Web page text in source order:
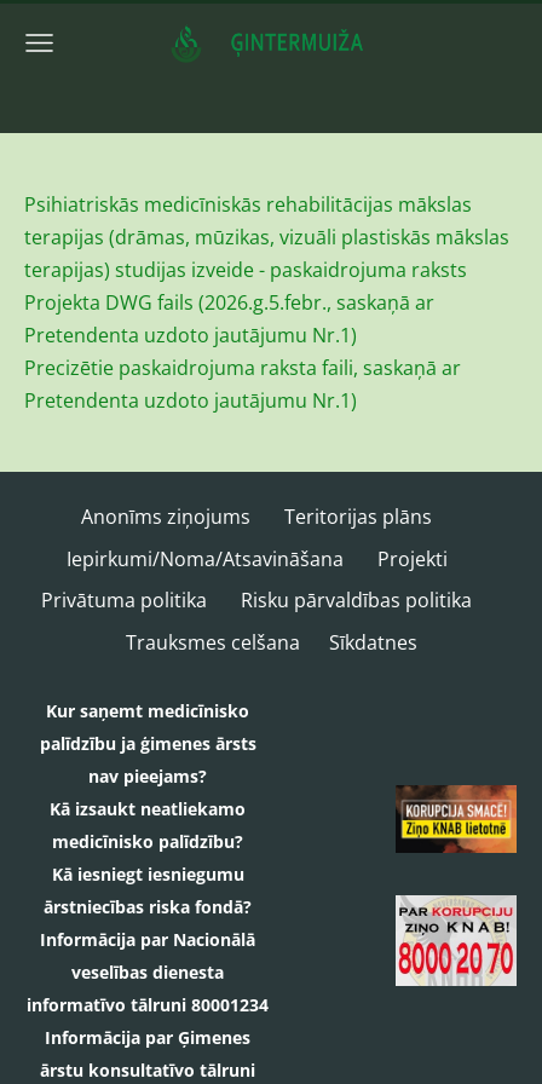
Psihiatriskās medicīniskās rehabilitācijas mākslas
terapijas (drāmas, mūzikas, vizuāli plastiskās mākslas
terapijas) studijas izveide - paskaidrojuma raksts
Projekta DWG fails (2026.g.5.febr., saskaņā ar
Pretendenta uzdoto jautājumu Nr.1)
Precizētie paskaidrojuma raksta faili, saskaņā ar
Pretendenta uzdoto jautājumu Nr.1)
Anonīms ziņojums
Teritorijas plāns
Iepirkumi/Noma/Atsavināšana
Projekti
Privātuma politika
Risku pārvaldības politika
Trauksmes celšana
Sīkdatnes
Kur saņemt medicīnisko
palīdzību ja ģimenes ārsts
nav pieejams?
Kā izsaukt neatliekamo
medicīnisko palīdzību?
Kā iesniegt iesniegumu
ārstniecības riska fondā?
Informācija par Nacionālā
veselības dienesta
informatīvo tālruni 80001234
Informācija par Ģimenes
ārstu konsultatīvo tālruni